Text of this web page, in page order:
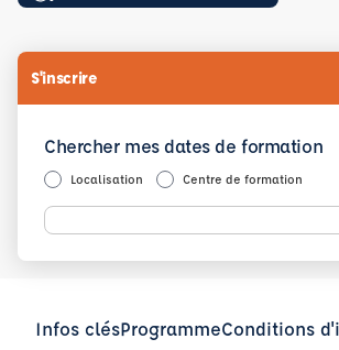
S'inscrire
Chercher mes dates de formation
Localisation Centre de formation
Infos clésProgrammeConditions